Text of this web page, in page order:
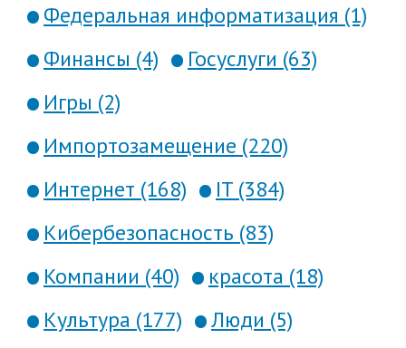
Федеральная информатизация (1)
Финансы (4)
Госуслуги (63)
Игры (2)
Импортозамещение (220)
Интернет (168)
IT (384)
Кибербезопасность (83)
Компании (40)
красота (18)
Культура (177)
Люди (5)